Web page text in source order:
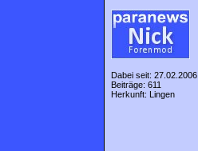
Dabei seit: 27.02.2006
Beiträge: 611
Herkunft: Lingen